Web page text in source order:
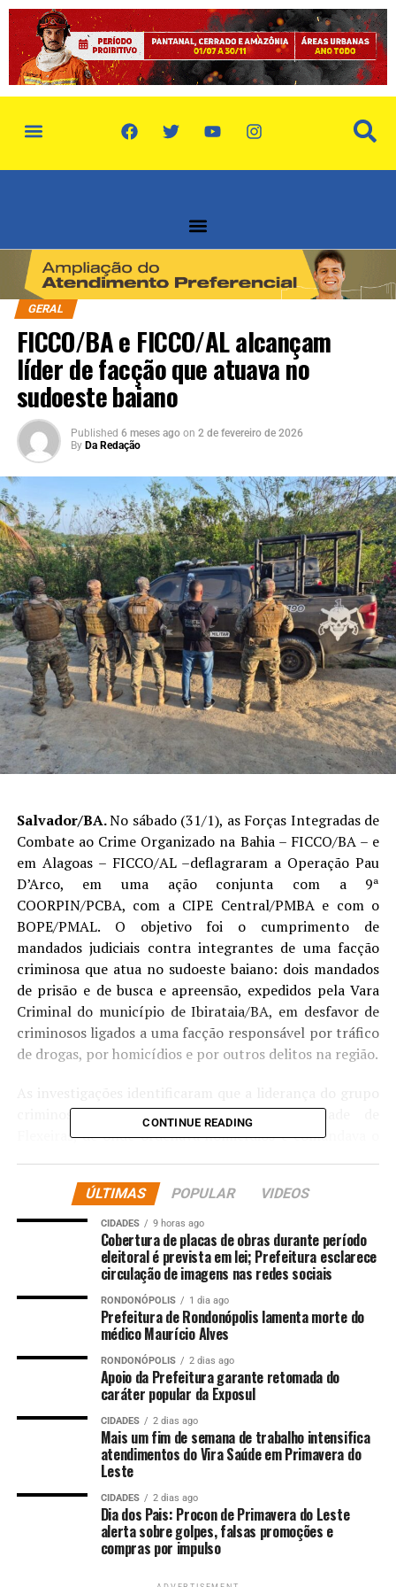
GERAL
FICCO/BA e FICCO/AL alcançam
líder de facção que atuava no
sudoeste baiano
Published 6 meses ago on 2 de fevereiro de 2026
By Da Redação
Salvador/BA.No sábado (31/1), as Forças Integradas de
Combate ao Crime Organizado na Bahia – FICCO/BA – e
em Alagoas – FICCO/AL –deflagraram a Operação Pau
D’Arco, em uma ação conjunta com a 9ª
COORPIN/PCBA, com a CIPE Central/PMBA e com o
BOPE/PMAL. O objetivo foi o cumprimento de
mandados judiciais contra integrantes de uma facção
criminosa que atua no sudoeste baiano: dois mandados
de prisão e de busca e apreensão, expedidos pela Vara
Criminal do município de Ibirataia/BA, em desfavor de
criminosos ligados a uma facção responsável por tráfico
de drogas, por homicídios e por outros delitos na região.
criminoso encontrava-se escondida na cidade de
Flexeiras, de onde ordenava homicídios e comandava o
decretar o homicídio de uma jovem de 22 anos, ocorrido
em 17 de janeiro deste ano, fato que gerou forte
repercussão em todo o estado.
Os alvos estavam escondidos em zona rural de difícil
aproximação das equipes policiais. Diante da
complexidade do terreno e da necessidade de uma
progressão silenciosa, foi acionada uma equipe do
Batalhão de Operações Especiais da Polícia Militar de
Alagoas – BOPE/PMAL, que adentrou pela mata até o
ponto de acesso – que permitiu a chegada das equipes ao
local e possibilitou o cumprimento dos mandados.
Durante a ação, as equipes localizaram o líder e mais
dois integrantes do grupo criminoso.
Os três indivíduos confrontaram as forças policiais com
disparos de arma de fogo. Os criminosos foram atingidos
durante a troca de tiros, socorridos, mas não resistiram
aos ferimentos. Todo o procedimento decorrente da
CONTINUE READING
ÚLTIMAS POPULAR VIDEOS
CIDADES 9 horas ago
Cobertura de placas de obras durante período
eleitoral é prevista em lei; Prefeitura esclarece
circulação de imagens nas redes sociais
RONDONÓPOLIS 1 dia ago
Prefeitura de Rondonópolis lamenta morte do
médico Maurício Alves
RONDONÓPOLIS 2 dias ago
Apoio da Prefeitura garante retomada do
caráter popular da Exposul
CIDADES 2 dias ago
Mais um fim de semana de trabalho intensifica
atendimentos do Vira Saúde em Primavera do
Leste
CIDADES 2 dias ago
Dia dos Pais: Procon de Primavera do Leste
alerta sobre golpes, falsas promoções e
compras por impulso